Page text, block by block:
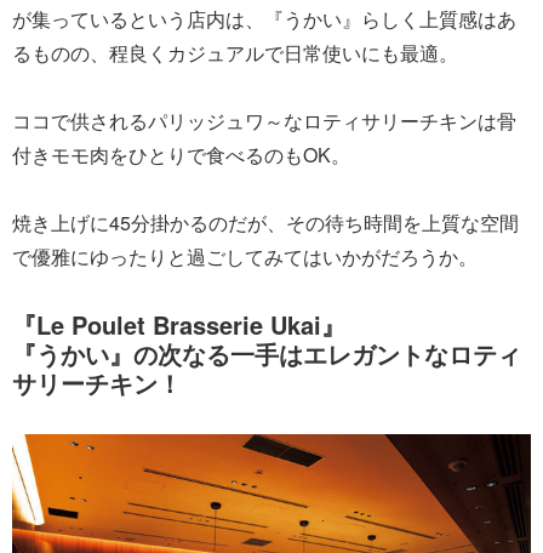
が集っているという店内は、『うかい』らしく上質感はあ
るものの、程良くカジュアルで日常使いにも最適。
ココで供されるパリッジュワ～なロティサリーチキンは骨
付きモモ肉をひとりで食べるのもOK。
焼き上げに45分掛かるのだが、その待ち時間を上質な空間
で優雅にゆったりと過ごしてみてはいかがだろうか。
『Le Poulet Brasserie Ukai』
『うかい』の次なる一手はエレガントなロティ
サリーチキン！